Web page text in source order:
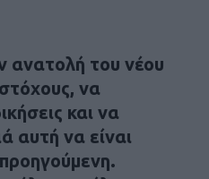
ανατολή του νέου
να
και να
αυτή να είναι